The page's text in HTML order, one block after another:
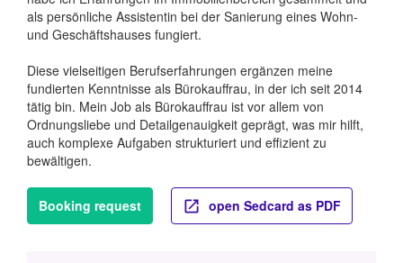
als persönliche Assistentin bei der Sanierung eines Wohn-
und Geschäftshauses fungiert.
Diese vielseitigen Berufserfahrungen ergänzen meine
fundierten Kenntnisse als Bürokauffrau, in der ich seit 2014
tätig bin. Mein Job als Bürokauffrau ist vor allem von
Ordnungsliebe und Detailgenauigkeit geprägt, was mir hilft,
auch komplexe Aufgaben strukturiert und effizient zu
bewältigen.
Booking request open Sedcard as PDF